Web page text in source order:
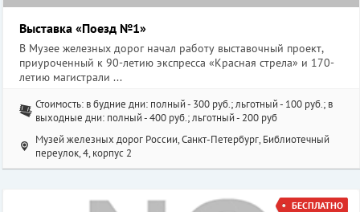
Выставка «Поезд №1»
В Музее железных дорог начал работу выставочный проект,
приуроченный к 90-летию экспресса «Красная стрела» и 170-
летию магистрали ...
Стоимость: в будние дни: полный - 300 руб.; льготный - 100 руб.; в
выходные дни: полный - 400 руб.; льготный - 200 руб
Музей железных дорог России, Санкт-Петербург, Библиотечный
переулок, 4, корпус 2
БЕСПЛАТНО